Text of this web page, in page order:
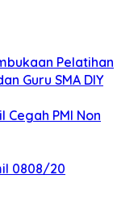
Pelatihan
Guru SMA DIY
PMI Non
0808/20